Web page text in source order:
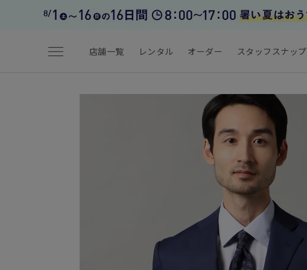
menu 店舗一覧 レンタル オーダー スタッフスナップ